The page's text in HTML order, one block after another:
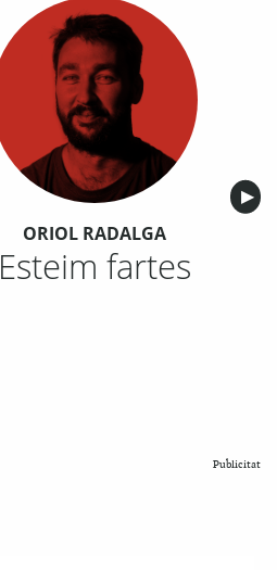
▶︎
ORIOL RADALGA
Esteim fartes
Publicitat